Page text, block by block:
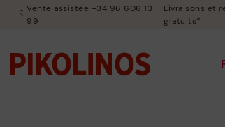
Vente assistée +34 96 606 13
99
Livraisons et
gratuits*